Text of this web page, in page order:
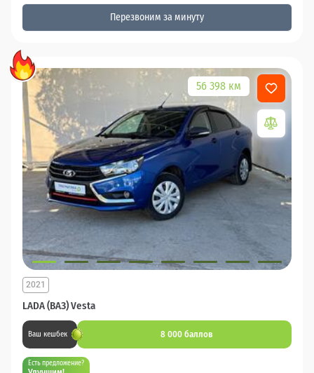
Перезвоним за минуту
56 398 км
LADA (ВАЗ) Vesta
2021
Ваш кешбек 8 000 баллов
Есть предложение?